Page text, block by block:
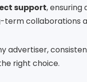
support, ensuring
term collaborations
advertiser,
right choice.